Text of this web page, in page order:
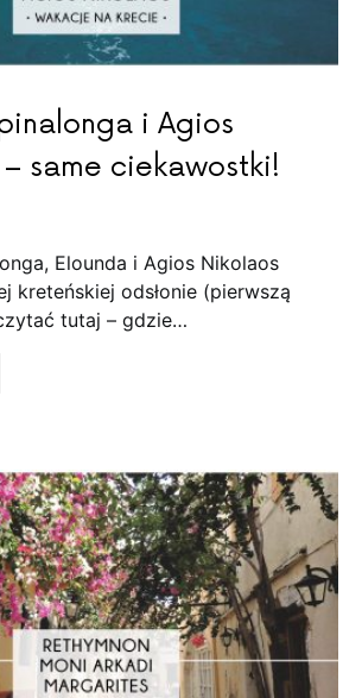
i Agios
same ciekawostki!
Elounda i Agios Nikolaos
kreteńskiej odsłonie (pierwszą
tutaj – gdzie…